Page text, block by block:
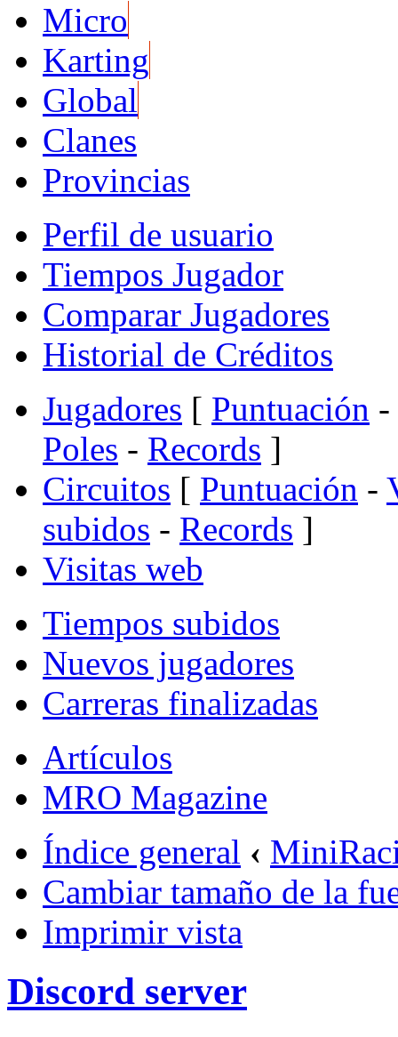
Micro
Karting
Global
Clanes
Provincias
Perfil de usuario
Tiempos Jugador
Comparar Jugadores
Historial de Créditos
Jugadores [ Puntuación -
Poles - Records ]
Circuitos [ Puntuación -
subidos - Records ]
Visitas web
Tiempos subidos
Nuevos jugadores
Carreras finalizadas
Artículos
MRO Magazine
Índice general ‹
Cambiar tamaño de la
Imprimir vista
Discord server